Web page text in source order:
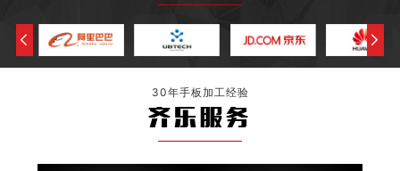
30年手板加工经验
齐乐服务